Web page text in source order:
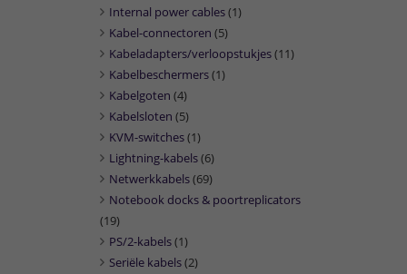
Internal power cables(1)
Kabel-connectoren (5)
Kabeladapters/verloopstukjes(11)
Kabelbeschermers(1)
Kabelgoten (4)
Kabelsloten (5)
KVM-switches(1)
Lightning-kabels(6)
Netwerkkabels(69)
Notebook docks & poortreplicators
(19)
PS/2-kabels(1)
Seriële kabels(2)